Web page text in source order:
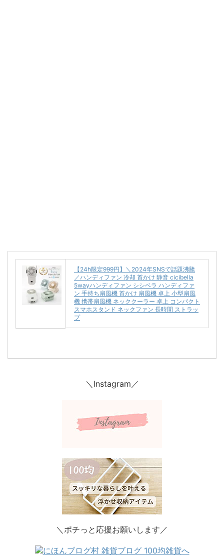
【24h限定999円】＼2024年SNSで話題沸騰
／ハンディファン 冷却 首かけ 静音 cicibella
5wayハンディファン シシベラ ハンディファ
ン 手持ち扇風機 首かけ 扇風機 卓上 小型扇風
機 携帯扇風機 ネッククーラー 卓上 コンパクト
スマホスタンド ネックファン 長時間 ストラッ
プ
＼Instagram／
＼ポチっと応援お願いします／